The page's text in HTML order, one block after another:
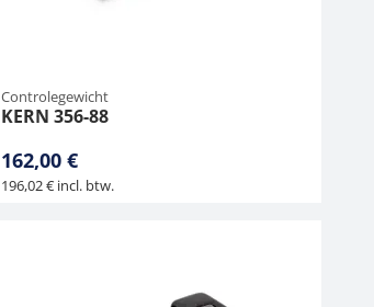
Controlegewicht
KERN 356-88
162,00 €
196,02 € incl. btw.